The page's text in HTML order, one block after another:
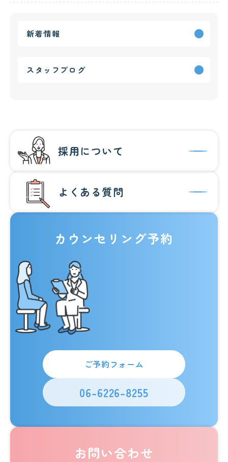
新着情報
スタッフブログ
採用について
よくある質問
カウンセリング予約
ご予約フォーム
06-6226-8255
お問い合わせ